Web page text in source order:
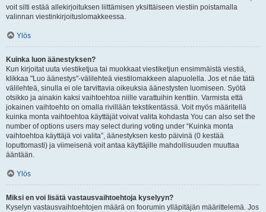
voit silti estää allekirjoituksen liittämisen yksittäiseen viestiin poistamalla
valinnan viestinkirjoituslomakkeessa.
Ylös
Kuinka luon äänestyksen?
Kun kirjoitat uuta viestiketjua tai muokkaat viestiketjun ensimmäistä viestiä,
klikkaa "Luo äänestys"-välilehteä viestilomakkeen alapuolella. Jos et näe tätä
välilehteä, sinulla ei ole tarvittavia oikeuksia äänestysten luomiseen. Syötä
otsikko ja ainakin kaksi vaihtoehtoa niille varattuihin kenttiin. Varmista että
jokainen vaihtoehto on omalla rivillään tekstikentässä. Voit myös määritellä
kuinka monta vaihtoehtoa käyttäjät voivat valita kohdasta You can also set the
number of options users may select during voting under “Kuinka monta
vaihtoehtoa käyttäjä voi valita”, äänestyksen kesto päivinä (0 kestää
loputtomasti) ja viimeisenä voit antaa käyttäjille mahdollisuuden muuttaa
ääntään.
Ylös
Miksi en voi lisätä vastausvaihtoehtoja kyselyyn?
Kyselyn vastausvaihtoehtojen määrä on foorumin ylläpitäjän määrittelemä. Jos